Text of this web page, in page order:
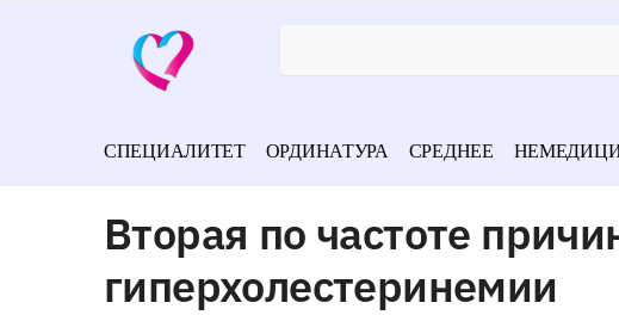
СПЕЦИАЛИТЕТ ОРДИНАТУРА СРЕДНЕЕ
Вторая по частоте
гиперхолестеринемии